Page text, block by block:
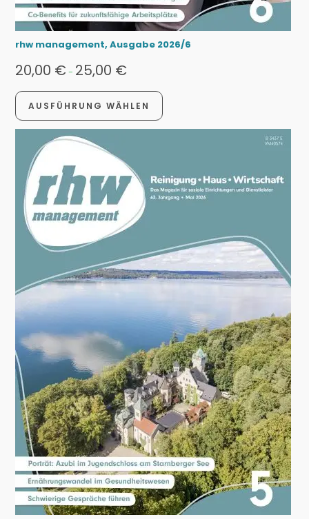
rhw management, Ausgabe 2026/6
20,00 €- 25,00 €
AUSFÜHRUNG WÄHLEN